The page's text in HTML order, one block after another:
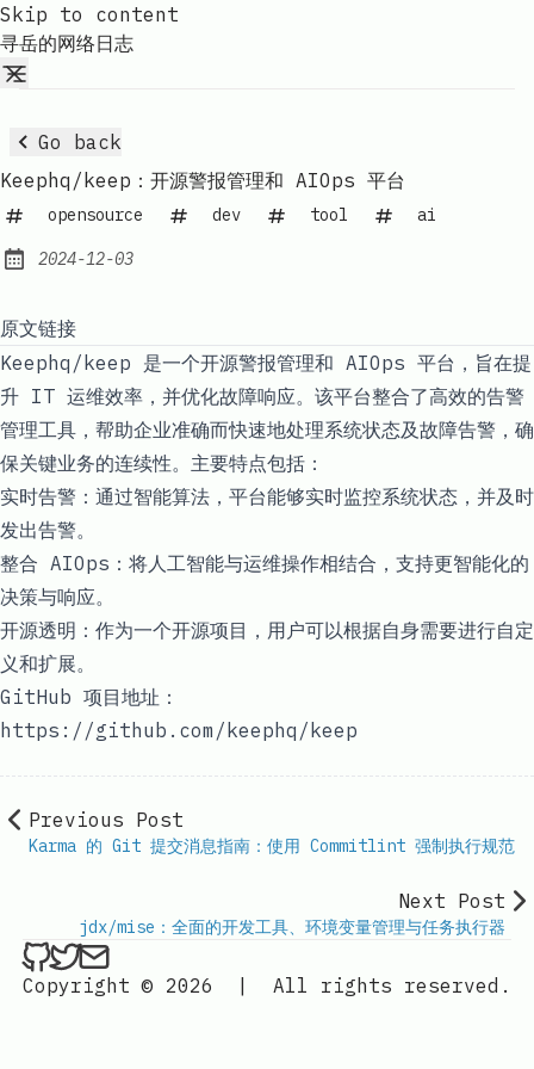
Skip to content
寻岳的网络日志
Go back
Keephq/keep：开源警报管理和 AIOps 平台
opensource dev tool ai
Published:
2024-12-03
原文链接
Keephq/keep 是一个开源警报管理和 AIOps 平台，旨在提
升 IT 运维效率，并优化故障响应。该平台整合了高效的告警
管理工具，帮助企业准确而快速地处理系统状态及故障告警，确
保关键业务的连续性。主要特点包括：
实时告警：通过智能算法，平台能够实时监控系统状态，并及时
发出告警。
整合 AIOps：将人工智能与运维操作相结合，支持更智能化的
决策与响应。
开源透明：作为一个开源项目，用户可以根据自身需要进行自定
义和扩展。
GitHub 项目地址：
https://github.com/keephq/keep
Previous Post
Karma 的 Git 提交消息指南：使用 Commitlint 强制执行规范
Next Post
jdx/mise：全面的开发工具、环境变量管理与任务执行器
ethan4768 on Github
ethan4768 on Twitter
Send an email to
Copyright © 2026
All rights reserved.